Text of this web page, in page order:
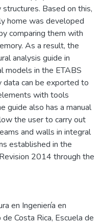
Based on this,
home was developed
comparing them with
As a result, the
analysis guide in
models in the ETABS
data can be exported to
with tools
guide also has a manual
the user to carry out
and walls in integral
established in the
2014 through the
en Ingeniería en
Costa Rica, Escuela de